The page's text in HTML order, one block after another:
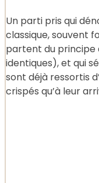
Un parti pris qui
classique, souvent
partent du principe
identiques), et qui
sont déjà ressortis
crispés qu’à leur